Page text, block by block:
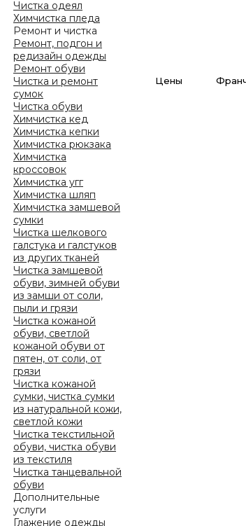
Чистка одеял
Химчистка пледа
Ремонт и чистка
Ремонт, подгон и
редизайн одежды
Ремонт обуви
Чистка и ремонт
сумок
Чистка обуви
Химчистка кед
Химчистка кепки
Химчистка рюкзака
Химчистка
кроссовок
Химчистка угг
Химчистка шляп
Химчистка замшевой
сумки
Чистка шелкового
галстука и галстуков
из других тканей
Чистка замшевой
обуви, зимней обуви
из замши от соли,
пыли и грязи
Чистка кожаной
обуви, светлой
кожаной обуви от
пятен, от соли, от
грязи
Чистка кожаной
сумки, чистка сумки
из натуральной кожи,
светлой кожи
Чистка текстильной
обуви, чистка обуви
из текстиля
Чистка танцевальной
обуви
Дополнительные
услуги
Глажение одежды
цены
и мы организуем бизнес
ЦЕНЫ
о компании
новости
акции
услуги
цены
франчайзинг
пункты приема
01133, г. Киев,
на обработку данных
компанией UNMOMENTO